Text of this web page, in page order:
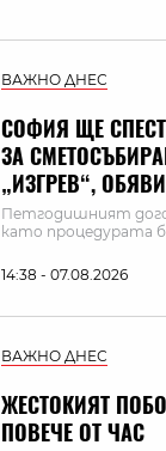
ВАЖНО ДНЕС
СОФИЯ ЩЕ
ЗА
„ИЗГРЕВ“,
Петгодишният
като процедурата
14:38 - 07.08.2026
ВАЖНО ДНЕС
ЖЕСТОКИЯТ
ПОВЕЧЕ ОТ ЧАС